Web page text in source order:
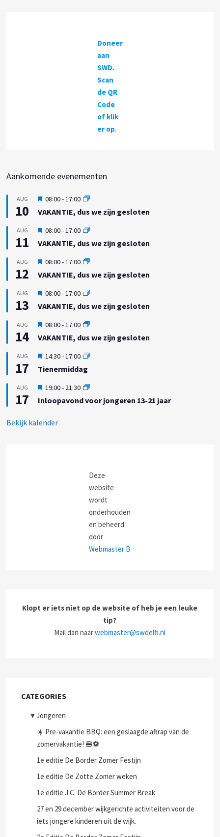
Doneer
aan
SWD.
Scan
de QR
Code
of klik
er op.
Aankomende evenementen
AUG
10
U
i
t
g
e
l
c
h
08:00-17:00
VAKANTIE, dus we zijn gesloten
AUG
11
U
i
t
g
e
l
c
h
08:00-17:00
VAKANTIE, dus we zijn gesloten
AUG
12
U
i
t
g
e
l
c
h
08:00-17:00
VAKANTIE, dus we zijn gesloten
AUG
13
U
i
t
g
e
l
c
h
08:00-17:00
VAKANTIE, dus we zijn gesloten
AUG
14
U
i
t
g
e
l
c
h
08:00-17:00
VAKANTIE, dus we zijn gesloten
AUG
17
U
t
g
e
l
c
14:30-17:00
Tienermiddag
AUG
17
U
i
t
e
19:00- 21:30
Inloopavond voor jongeren 13-21 jaar
Bekijk kalender
Deze
website
wordt
onderhouden
en beheerd
door
Webmaster B
Klopt er iets niet op de website of heb je een leuke
tip?
Mail dan naarwebmaster@swdelft.nl
CATEGORIES
▼Jongeren
☀️ Pre-vakantie BBQ: een geslaagde aftrap van de
zomervakantie! 🍔⚽
1e editie De Border Zomer Festijn
1e editie De Zotte Zomer weken
1e editie J.C. De Border Summer Break
27 en 29 december wijkgerichte activiteiten voor de
iets jongere kinderen uit de wijk.